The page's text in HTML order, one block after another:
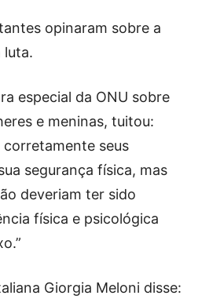
opinaram sobre a
luta.
especial da ONU sobre
e meninas, tuitou:
corretamente seus
segurança física, mas
deveriam ter sido
física e psicológica
Giorgia Meloni disse: